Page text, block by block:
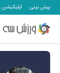
پیش بینی